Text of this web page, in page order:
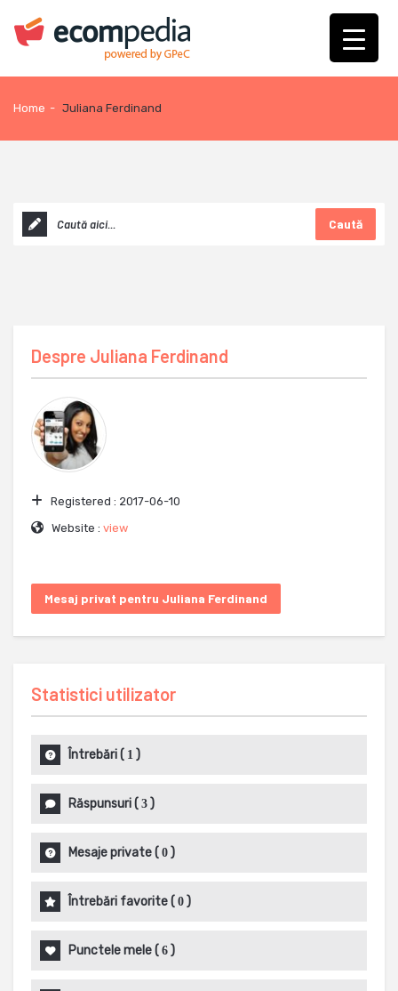
Home - Juliana Ferdinand
Caută
Despre Juliana Ferdinand
Registered : 2017-06-10
Website : view
Mesaj privat pentru Juliana Ferdinand
Statistici utilizator
Întrebări( 1 )
Răspunsuri( 3 )
Mesaje private( 0 )
Întrebări favorite( 0 )
Punctele mele( 6 )